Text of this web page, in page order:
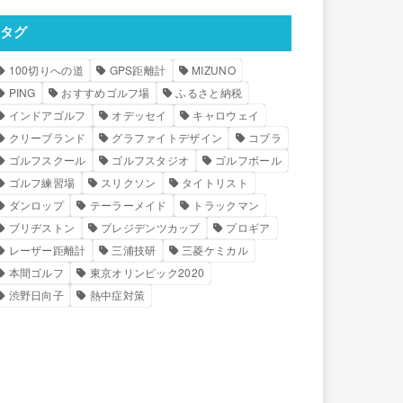
タグ
100切りへの道 GPS距離計
MIZUNO
PING
おすすめゴルフ場
ふるさと納税
インドアゴルフ
オデッセイ
キャロウェイ
クリーブランド
グラファイトデザイン
コブラ
ゴルフスクール
ゴルフスタジオ
ゴルフボール
ゴルフ練習場
スリクソン
タイトリスト
ダンロップ
テーラーメイド
トラックマン
ブリヂストン
プレジデンツカップ
プロギア
レーザー距離計
三浦技研
三菱ケミカル
本間ゴルフ
東京オリンピック2020
渋野日向子
熱中症対策